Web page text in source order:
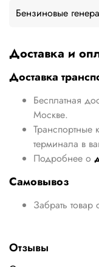
Бензиновые
Доставка и
Доставка
Бесплатная
Москве.
Транспортные
терминала в
Подробнее о
Самовывоз
Забрать
Отзывы